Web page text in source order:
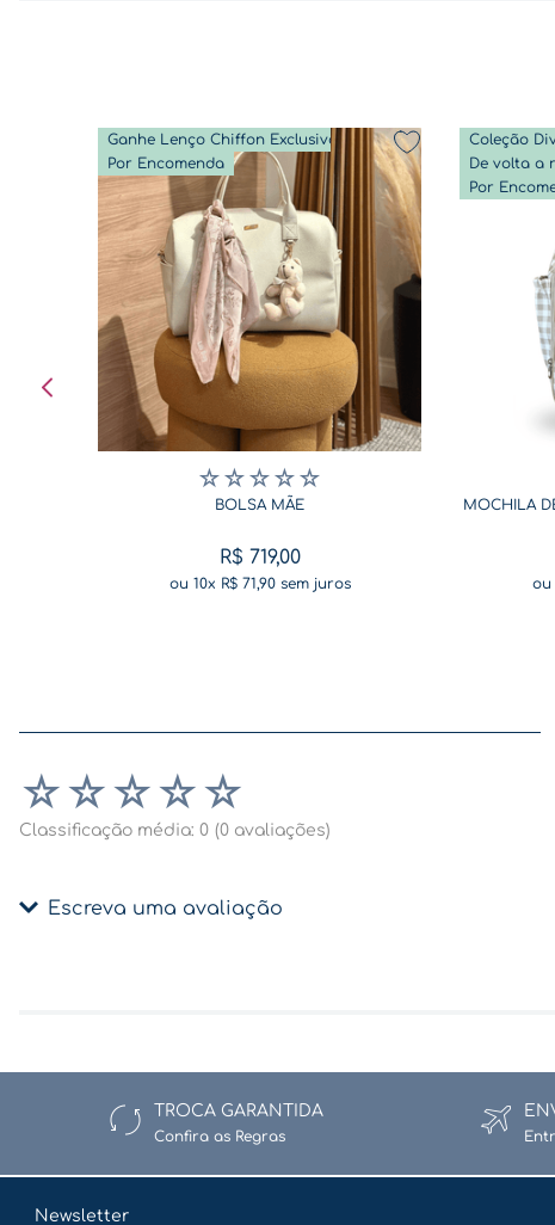
Ganhe Lenço Chiffon Exclusivo
Por Encomenda
☆☆☆☆☆
BOLSA MÃE
R$ 719,00
ou 10x R$ 71,90sem juros
Coleção
Por
MOCHILA
ou
☆ ☆ ☆ ☆ ☆
Classificação média: 0 (0 avaliações)
Escreva uma avaliação
Avalie o produto de 1 a 5 estrelas
TROCA GARANTIDA
Confira as Regras
Newsletter